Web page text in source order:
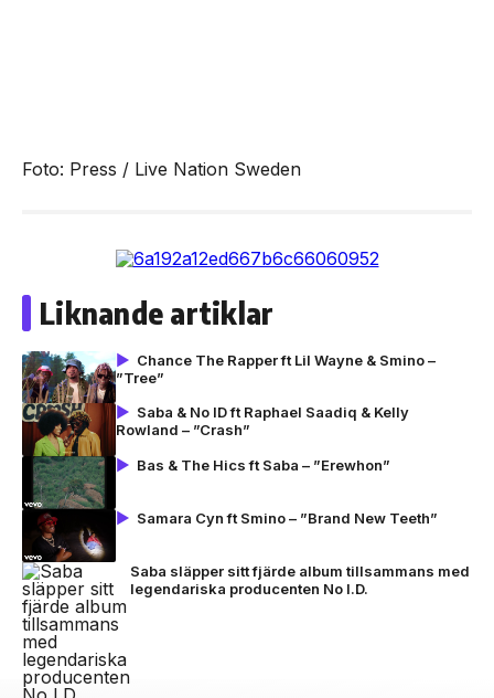
Foto: Press / Live Nation Sweden
Liknande artiklar
Chance The Rapper ft Lil Wayne & Smino –
”Tree”
Saba & No ID ft Raphael Saadiq & Kelly
Rowland – ”Crash”
Bas & The Hics ft Saba – ”Erewhon”
Samara Cyn ft Smino – ”Brand New Teeth”
Saba släpper sitt fjärde album tillsammans med
legendariska producenten No I.D.